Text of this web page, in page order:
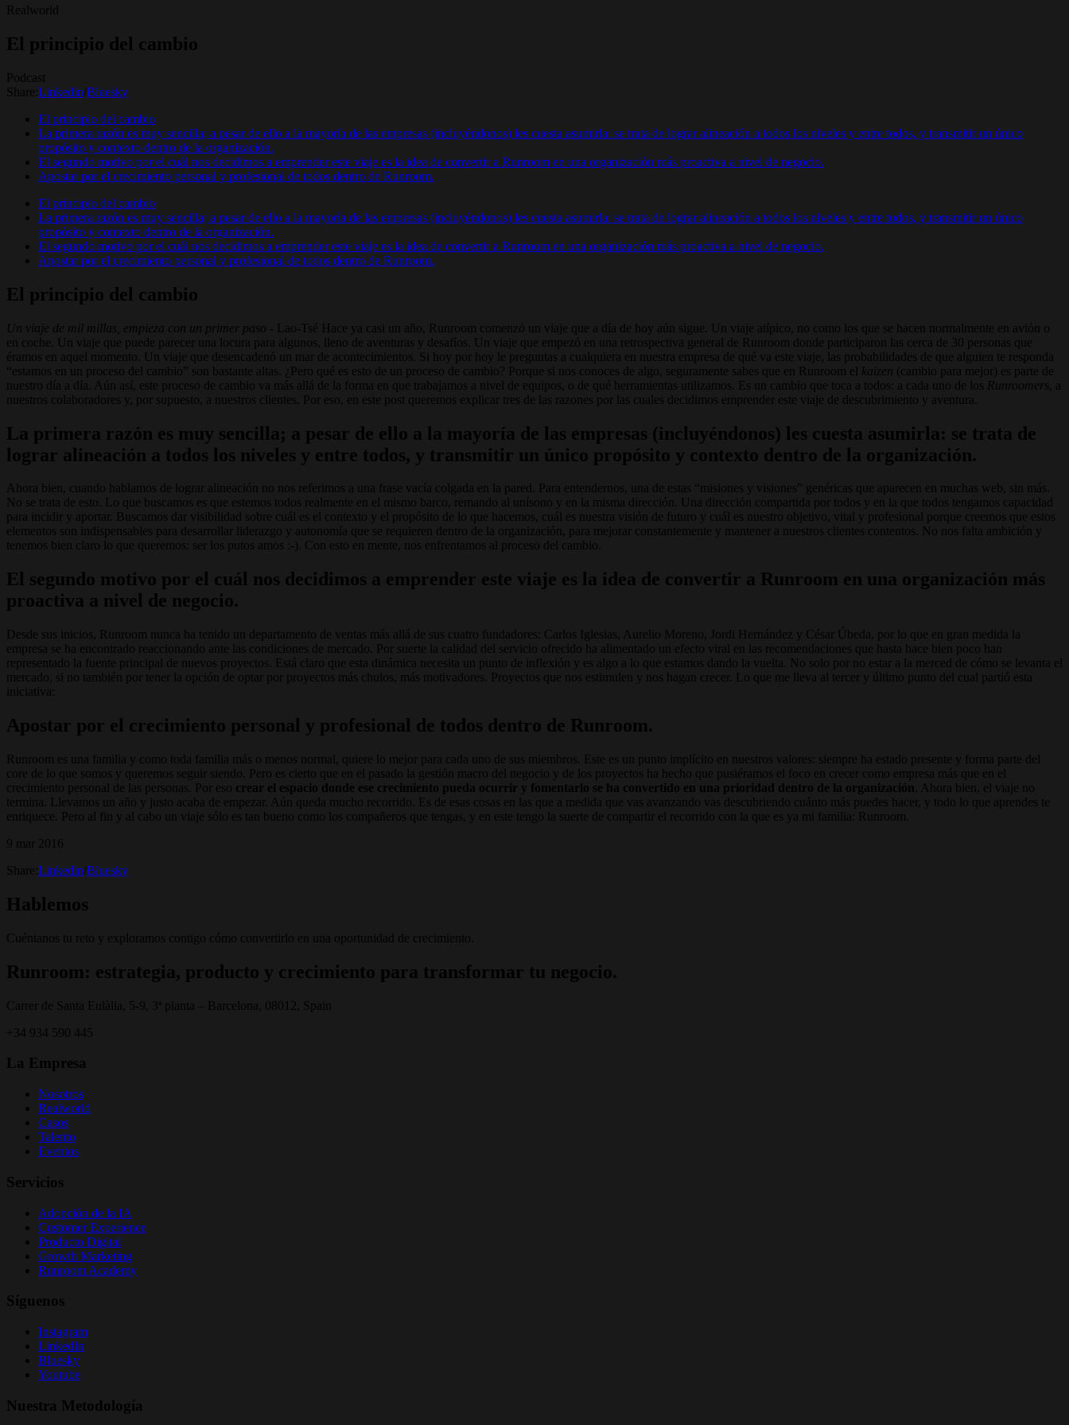
Realworld
El principio del cambio
Podcast
Share: Linkedin Bluesky
El principio del cambio
La primera razón es muy sencilla; a pesar de ello a la mayoría de las empresas (incluyéndonos) les cuesta asumirla: se trata de lograr alineación a todos los niveles y entre todos, y transmitir un único
propósito y contexto dentro de la organización.
El segundo motivo por el cuál nos decidimos a emprender este viaje es la idea de convertir a Runroom en una organización más proactiva a nivel de negocio.
Apostar por el crecimiento personal y profesional de todos dentro de Runroom.
El principio del cambio
La primera razón es muy sencilla; a pesar de ello a la mayoría de las empresas (incluyéndonos) les cuesta asumirla: se trata de lograr alineación a todos los niveles y entre todos, y transmitir un único
propósito y contexto dentro de la organización.
El segundo motivo por el cuál nos decidimos a emprender este viaje es la idea de convertir a Runroom en una organización más proactiva a nivel de negocio.
Apostar por el crecimiento personal y profesional de todos dentro de Runroom.
El principio del cambio
Un viaje de mil millas, empieza con un primer paso - Lao-Tsé Hace ya casi un año, Runroom comenzó un viaje que a día de hoy aún sigue. Un viaje atípico, no como los que se hacen normalmente en avión o
en coche. Un viaje que puede parecer una locura para algunos, lleno de aventuras y desafíos. Un viaje que empezó en una retrospectiva general de Runroom donde participaron las cerca de 30 personas que
éramos en aquel momento. Un viaje que desencadenó un mar de acontecimientos. Si hoy por hoy le preguntas a cualquiera en nuestra empresa de qué va este viaje, las probabilidades de que alguien te responda
“estamos en un proceso del cambio” son bastante altas. ¿Pero qué es esto de un proceso de cambio? Porque si nos conoces de algo, seguramente sabes que en Runroom el kaizen (cambio para mejor) es parte de
nuestro día a día. Aún así, este proceso de cambio va más allá de la forma en que trabajamos a nivel de equipos, o de qué herramientas utilizamos. Es un cambio que toca a todos: a cada uno de los Runroomers , a
nuestros colaboradores y, por supuesto, a nuestros clientes. Por eso, en este post queremos explicar tres de las razones por las cuales decidimos emprender este viaje de descubrimiento y aventura.
La primera razón es muy sencilla; a pesar de ello a la mayoría de las empresas (incluyéndonos) les cuesta asumirla: se trata de
lograr alineación a todos los niveles y entre todos, y transmitir un único propósito y contexto dentro de la organización.
Ahora bien, cuando hablamos de lograr alineación no nos referimos a una frase vacía colgada en la pared. Para entendernos, una de estas “misiones y visiones” genéricas que aparecen en muchas web, sin más.
No se trata de esto. Lo que buscamos es que estemos todos realmente en el mismo barco, remando al unísono y en la misma dirección. Una dirección compartida por todos y en la que todos tengamos capacidad
para incidir y aportar. Buscamos dar visibilidad sobre cuál es el contexto y el propósito de lo que hacemos, cuál es nuestra visión de futuro y cuál es nuestro objetivo, vital y profesional porque creemos que estos
elementos son indispensables para desarrollar liderazgo y autonomía que se requieren dentro de la organización, para mejorar constantemente y mantener a nuestros clientes contentos. No nos falta ambición y
tenemos bien claro lo que queremos: ser los putos amos :-). Con esto en mente, nos enfrentamos al proceso del cambio.
El segundo motivo por el cuál nos decidimos a emprender este viaje es la idea de convertir a Runroom en una organización más
proactiva a nivel de negocio.
Desde sus inicios, Runroom nunca ha tenido un departamento de ventas más allá de sus cuatro fundadores: Carlos Iglesias, Aurelio Moreno, Jordi Hernández y César Úbeda, por lo que en gran medida la
empresa se ha encontrado reaccionando ante las condiciones de mercado. Por suerte la calidad del servicio ofrecido ha alimentado un efecto viral en las recomendaciones que hasta hace bien poco han
representado la fuente principal de nuevos proyectos. Está claro que esta dinámica necesita un punto de inflexión y es algo a lo que estamos dando la vuelta. No solo por no estar a la merced de cómo se levanta el
mercado, si no también por tener la opción de optar por proyectos más chulos, más motivadores. Proyectos que nos estimulen y nos hagan crecer. Lo que me lleva al tercer y último punto del cual partió esta
iniciativa:
Apostar por el crecimiento personal y profesional de todos dentro de Runroom.
Runroom es una familia y como toda familia más o menos normal, quiere lo mejor para cada uno de sus miembros. Este es un punto implícito en nuestros valores: siempre ha estado presente y forma parte del
core de lo que somos y queremos seguir siendo. Pero es cierto que en el pasado la gestión macro del negocio y de los proyectos ha hecho que pusiéramos el foco en crecer como empresa más que en el
crecimiento personal de las personas. Por eso crear el espacio donde ese crecimiento pueda ocurrir y fomentarlo se ha convertido en una prioridad dentro de la organización . Ahora bien, el viaje no
termina. Llevamos un año y justo acaba de empezar. Aún queda mucho recorrido. Es de esas cosas en las que a medida que vas avanzando vas descubriendo cuánto más puedes hacer, y todo lo que aprendes te
enriquece. Pero al fin y al cabo un viaje sólo es tan bueno como los compañeros que tengas, y en este tengo la suerte de compartir el recorrido con la que es ya mi familia: Runroom.
9 mar 2016
Share: Linkedin Bluesky
Hablemos
Cuéntanos tu reto y exploramos contigo cómo convertirlo en una oportunidad de crecimiento.
Runroom: estrategia, producto y crecimiento para transformar tu negocio.
Carrer de Santa Eulàlia, 5-9, 3ª planta – Barcelona, 08012, Spain
+34 934 590 445
La Empresa
Nosotros
Realworld
Casos
Talento
Eventos
Servicios
Adopción de la IA
Customer Experience
Producto Digital
Growth Marketing
Runroom Academy
Síguenos
Instagram
LinkedIn
Bluesky
Youtube
Nuestra Metodología